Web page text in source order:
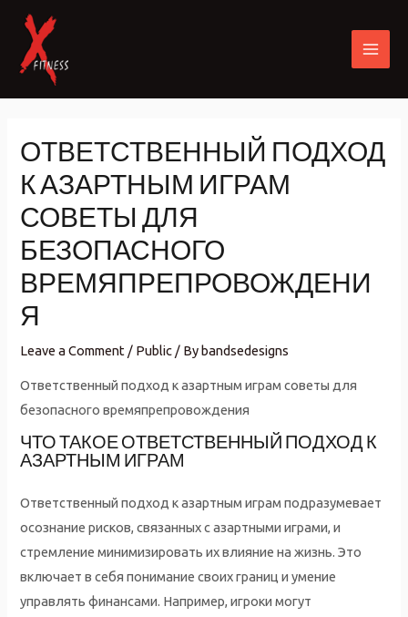
content
ОТВЕТСТВЕННЫЙ ПОДХОД
К АЗАРТНЫМ ИГРАМ
СОВЕТЫ ДЛЯ
БЕЗОПАСНОГО
ВРЕМЯПРЕПРОВОЖДЕНИ
Я
Leave a Comment / Public / Bybandsedesigns
Ответственный подход к азартным играм советы для
безопасного времяпрепровождения
ЧТО ТАКОЕ ОТВЕТСТВЕННЫЙ ПОДХОД К
АЗАРТНЫМ ИГРАМ
Ответственный подход к азартным играм подразумевает
осознание рисков, связанных с азартными играми, и
стремление минимизировать их влияние на жизнь. Это
включает в себя понимание своих границ и умение
управлять финансами. Например, игроки могут